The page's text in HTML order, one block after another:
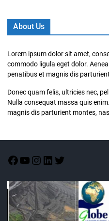
About Us
Lorem ipsum dolor sit amet,
commodo ligula eget dolor.
penatibus et magnis dis
Donec quam felis, ultricies nec,
Nulla consequat massa quis
magnis dis parturient montes,